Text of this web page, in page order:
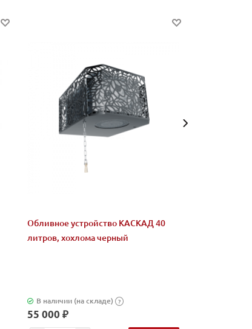
Обливное устройство КАСКАД 40
литров, хохлома черный
В наличии (на складе) ?
55 000 ₽